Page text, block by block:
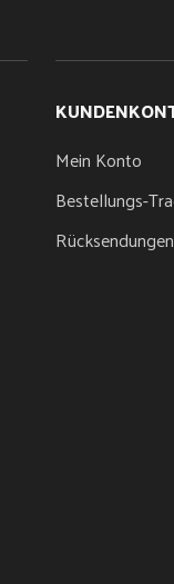
Mein Konto
Bestellungs-